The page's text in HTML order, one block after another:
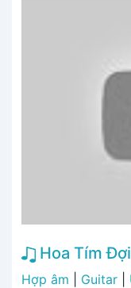
Hoa Tím
Hợp âm
Guitar